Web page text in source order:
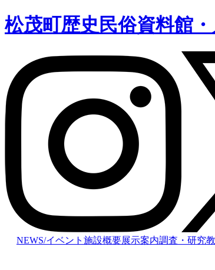
松茂町歴史民俗資料館
NEWS/イベント 施設概要展示案内調査・研究